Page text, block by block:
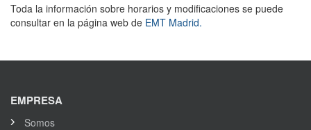
Toda la información sobre horarios y modificaciones se puede
consultar en la página web de EMT Madrid.
EMPRESA
Somos